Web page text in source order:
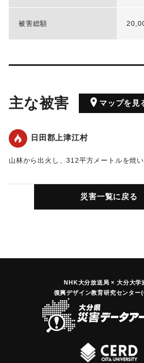
被害総額
主な被害 マップを見
日田郡上津江村
山林から出火し、312平方メートルを焼
災害一覧に戻る
NHK大分放送局 × 大分大学
復興デザイン教育研究センター